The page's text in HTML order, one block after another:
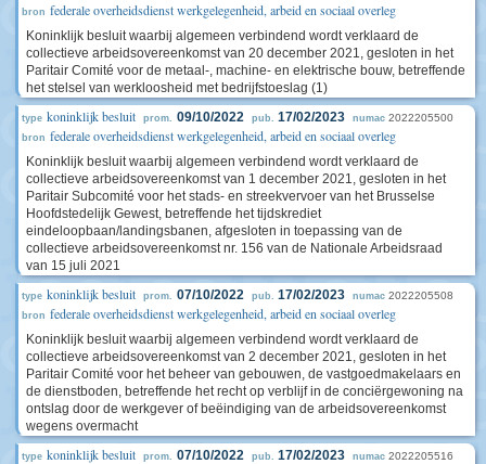
bron federale overheidsdienst werkgelegenheid, arbeid en sociaal overleg
Koninklijk besluit waarbij algemeen verbindend wordt verklaard de
collectieve arbeidsovereenkomst van 20 december 2021, gesloten in het
Paritair Comité voor de metaal-, machine- en elektrische bouw, betreffende
het stelsel van werkloosheid met bedrijfstoeslag (1)
type koninklijk besluit prom. 09/10/2022 pub. 17/02/2023 numac 2022205500
bron federale overheidsdienst werkgelegenheid, arbeid en sociaal overleg
Koninklijk besluit waarbij algemeen verbindend wordt verklaard de
collectieve arbeidsovereenkomst van 1 december 2021, gesloten in het
Paritair Subcomité voor het stads- en streekvervoer van het Brusselse
Hoofdstedelijk Gewest, betreffende het tijdskrediet
eindeloopbaan/landingsbanen, afgesloten in toepassing van de
collectieve arbeidsovereenkomst nr. 156 van de Nationale Arbeidsraad
van 15 juli 2021
type koninklijk besluit prom. 07/10/2022 pub. 17/02/2023 numac 2022205508
bron federale overheidsdienst werkgelegenheid, arbeid en sociaal overleg
Koninklijk besluit waarbij algemeen verbindend wordt verklaard de
collectieve arbeidsovereenkomst van 2 december 2021, gesloten in het
Paritair Comité voor het beheer van gebouwen, de vastgoedmakelaars en
de dienstboden, betreffende het recht op verblijf in de conciërgewoning na
ontslag door de werkgever of beëindiging van de arbeidsovereenkomst
wegens overmacht
type koninklijk besluit prom. 07/10/2022 pub. 17/02/2023 numac 2022205516